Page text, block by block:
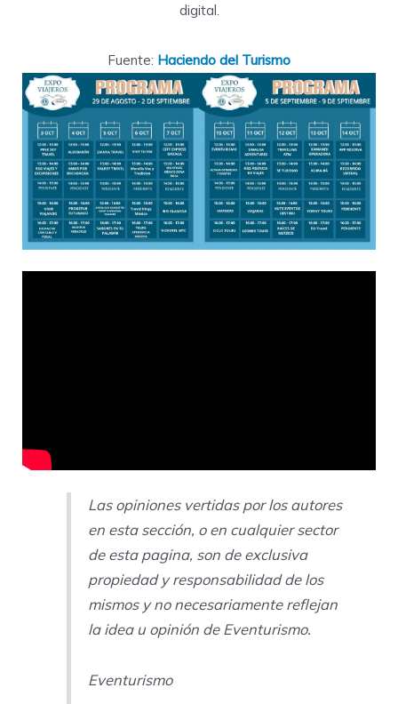
digital.
Fuente: Haciendo del Turismo
Las opiniones vertidas por los autores
en esta sección, o en cualquier sector
de esta pagina, son de exclusiva
propiedad y responsabilidad de los
mismos y no necesariamente reflejan
la idea u opinión de Eventurismo.
Eventurismo